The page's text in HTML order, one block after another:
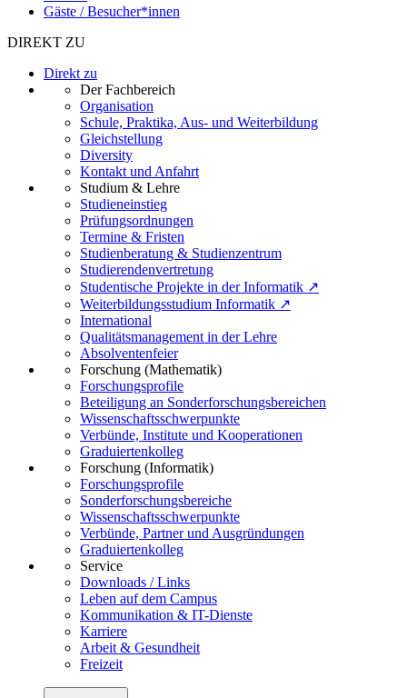
Gäste / Besucher*innen
DIREKT ZU
Direkt zu
Der Fachbereich
Organisation
Schule, Praktika, Aus- und Weiterbildung
Gleichstellung
Diversity
Kontakt und Anfahrt
Studium & Lehre
Studieneinstieg
Prüfungsordnungen
Termine & Fristen
Studienberatung & Studienzentrum
Studierendenvertretung
Studentische Projekte in der Informatik ↗
Weiterbildungsstudium Informatik ↗
International
Qualitätsmanagement in der Lehre
Absolventenfeier
Forschung (Mathematik)
Forschungsprofile
Beteiligung an Sonderforschungsbereichen
Wissenschaftsschwerpunkte
Verbünde, Institute und Kooperationen
Graduiertenkolleg
Forschung (Informatik)
Forschungsprofile
Sonderforschungsbereiche
Wissenschaftsschwerpunkte
Verbünde, Partner und Ausgründungen
Graduiertenkolleg
Service
Downloads / Links
Leben auf dem Campus
Kommunikation & IT-Dienste
Karriere
Arbeit & Gesundheit
Freizeit